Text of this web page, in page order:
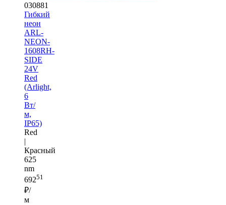
030881
Гибкий
неон
ARL-
NEON-
1608RH-
SIDE
24V
Red
(Arlight,
6
Вт/
м,
IP65)
Red
|
Красный
625
nm
69251
₽/
м